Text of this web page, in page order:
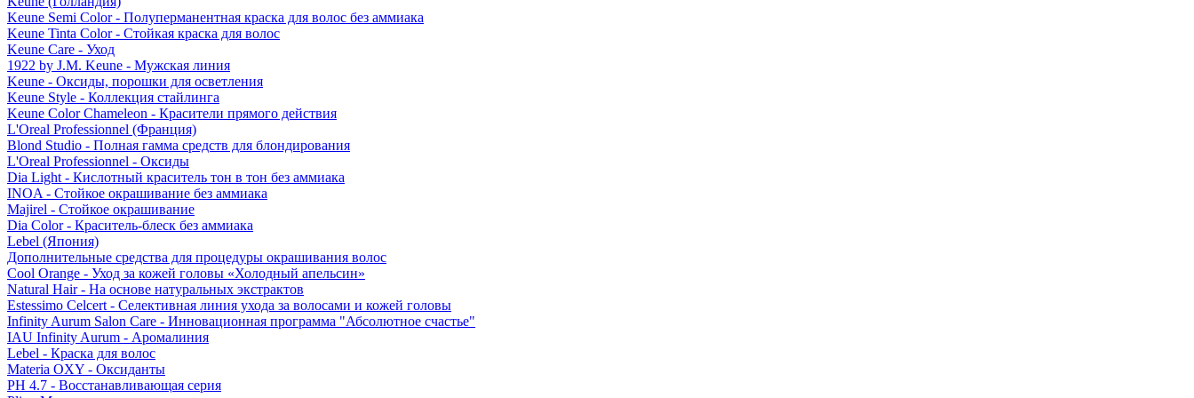
Keune Semi Color - Полуперманентная краска для волос без аммиака
Keune Tinta Color - Стойкая краска для волос
Keune Care - Уход
1922 by J.M. Keune - Мужская линия
Keune - Оксиды, порошки для осветления
Keune Style - Коллекция стайлинга
Keune Color Chameleon - Красители прямого действия
L'Oreal Professionnel (Франция)
Blond Studio - Полная гамма средств для блондирования
L'Oreal Professionnel - Оксиды
Dia Light - Кислотный краситель тон в тон без аммиака
INOA - Стойкое окрашивание без аммиака
Majirel - Стойкое окрашивание
Dia Color - Краситель-блеск без аммиака
Lebel (Япония)
Дополнительные средства для процедуры окрашивания волос
Cool Orange - Уход за кожей головы «Холодный апельсин»
Natural Hair - На основе натуральных экстрактов
Estessimo Celcert - Селективная линия ухода за волосами и кожей головы
Infinity Aurum Salon Care - Инновационная программа "Абсолютное счастье"
IAU Infinity Aurum - Аромалиния
Lebel - Краска для волос
Materia OXY - Оксиданты
PH 4.7 - Восстанавливающая серия